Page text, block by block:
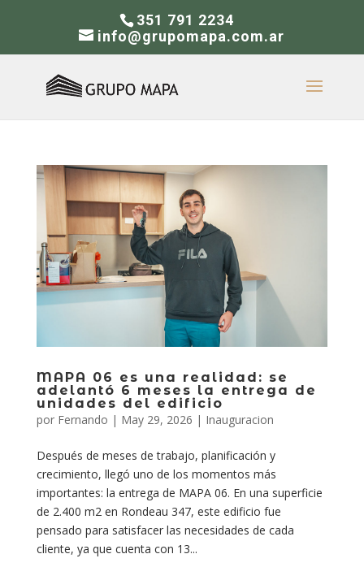
351 791 2234
info@grupomapa.com.ar
MAPA 06 es una realidad: se
adelantó 6 meses la entrega de
unidades del edificio
por Fernando | May 29, 2026 | Inauguracion
Después de meses de trabajo, planificación y
crecimiento, llegó uno de los momentos más
importantes: la entrega de MAPA 06. En una superficie
de 2.400 m2 en Rondeau 347, este edificio fue
pensado para satisfacer las necesidades de cada
cliente, ya que cuenta con 13...